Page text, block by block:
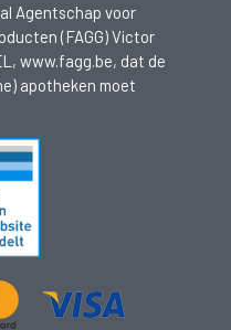
Agentschap voor
(FAGG) Victor
www.fagg.be, dat de
apotheken moet